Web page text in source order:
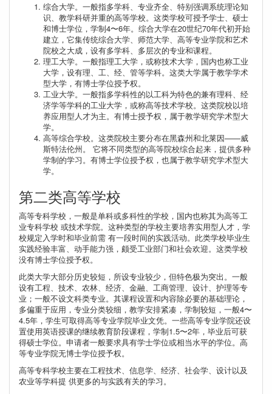
综合大学。一般指多学科、专业齐全、特别强调系统理论知
识、教学科研并重的高等学校。这类学校可授予学士、硕士
和博士学位，学制4〜6年。综合大学在20世纪70年代初开始
建立，它集传统综合大学、师范大学、高等专业学院和艺术
院校之大成，设有多学科、多层次的专业和课程。
理工大学。一般指理工大学，或称技术大学，国内也称工业
大学，设有理、工、经、管等学科。这类大学属于教学学术
型大学，有博士学位授予权。
工业大学。一般指多学科性的以工科为特色的兼有理科、经
济学等学科的工业大学，或称高等技术学校。这类院校以培
养应用型人才为主。有博士授予权，属于教学研究学术型大
学。
高等综合学校。这类院校主要分布在黑森州和北莱因——威
斯特法伦州。 它将不同类型的高等院校综合起来，提供多种
学制的学习。有博士学位授予权，也属于教学研究学术型大
学。
第二类高等学校
高等专科学校，一般是单科或多科性的学校，国内也称其为高等工
业专科学校 或技术学院。这种类型的学校主要培养实用型人才，学
校规定入学时和毕业前需 有一段时间的实践活动。此类学校毕业生
实践经验丰富、动手能力强，颇受工业部门和社会欢迎。这类学校
没有博士学位授予权。
此类大学大部分历史较短，所设专业较少，但特色极为突出。一般
设有工程、技术、农林、经济、金融、工商管理、设计、护理等专
业；一般不设文科类专业。其课程设置和内容除必要的基础理论，
多偏重于应用，专业分类较细，教学安排紧凑，学制较短，一般4〜
4.5年，学生可取得高等专业学院毕业文凭。一些高等专业学院还设
置使用英语授课的继续教育阶段课程，学制1.5〜2年，毕业后可获
得硕士学位。申请者一般要求具有学士学位或相当水平的学位。高
等专业学院无博士学位授予权。
高等专科学校主要在工程技术、信息学、经济、社会学、设计以及
农业等学科提 供更多的与实践有关的学习。